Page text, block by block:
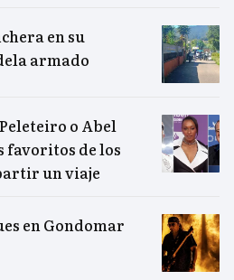
en su
armado
o Abel
favoritos de los
un viaje
en Gondomar